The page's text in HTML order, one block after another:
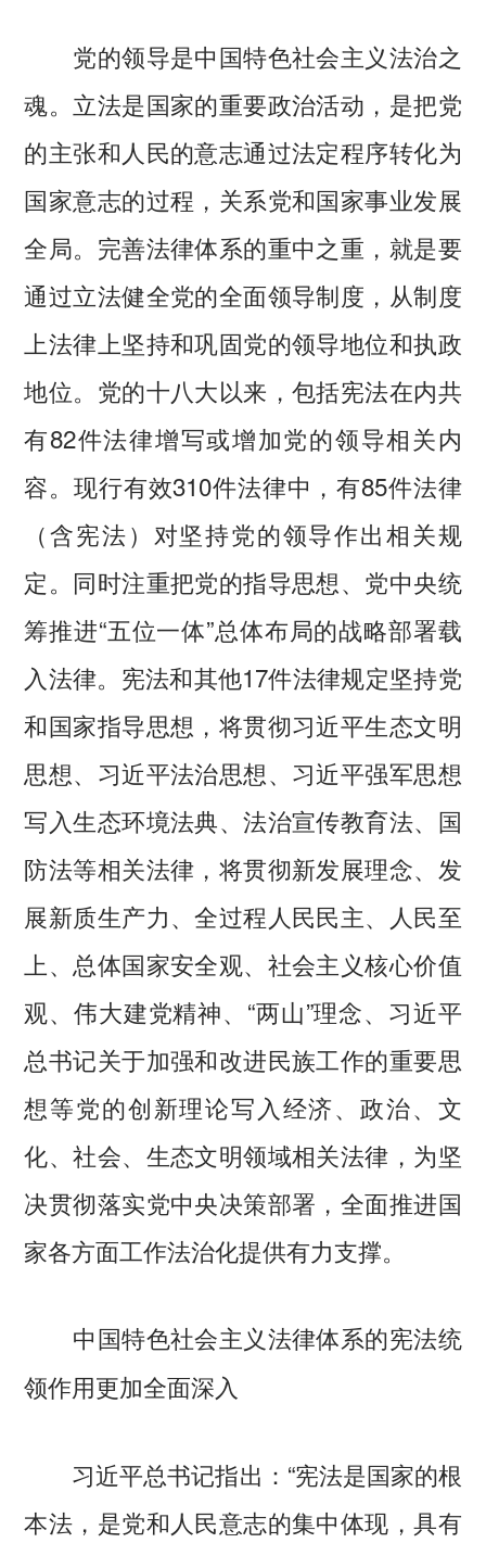
党的领导是中国特色社会主义法治之
魂。立法是国家的重要政治活动，是把党
的主张和人民的意志通过法定程序转化为
国家意志的过程，关系党和国家事业发展
全局。完善法律体系的重中之重，就是要
通过立法健全党的全面领导制度，从制度
上法律上坚持和巩固党的领导地位和执政
地位。党的十八大以来，包括宪法在内共
有82件法律增写或增加党的领导相关内
容。现行有效310件法律中，有85件法律
（含宪法）对坚持党的领导作出相关规
定。同时注重把党的指导思想、党中央统
筹推进“五位一体”总体布局的战略部署载
入法律。宪法和其他17件法律规定坚持党
和国家指导思想，将贯彻习近平生态文明
思想、习近平法治思想、习近平强军思想
写入生态环境法典、法治宣传教育法、国
防法等相关法律，将贯彻新发展理念、发
展新质生产力、全过程人民民主、人民至
上、总体国家安全观、社会主义核心价值
观、伟大建党精神、“两山”理念、习近平
总书记关于加强和改进民族工作的重要思
想等党的创新理论写入经济、政治、文
化、社会、生态文明领域相关法律，为坚
决贯彻落实党中央决策部署，全面推进国
家各方面工作法治化提供有力支撑。
中国特色社会主义法律体系的宪法统
领作用更加全面深入
习近平总书记指出：“宪法是国家的根
本法，是党和人民意志的集中体现，具有